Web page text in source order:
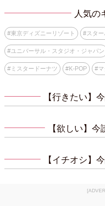
人気の
#東京ディズニーリゾート #スター
#ユニバーサル・スタジオ・ジャパン
#ミスタードーナツ #K-POP #マ
【行きたい】
【欲しい】
【イチオシ】